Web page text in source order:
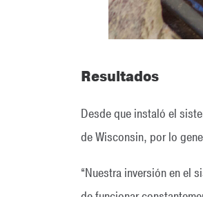
Resultados
Desde que instaló el
de Wisconsin, por lo
“Nuestra inversión en el